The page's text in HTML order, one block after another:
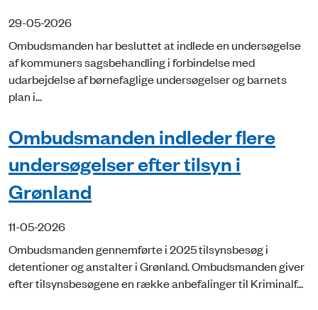
29-05-2026
Ombudsmanden har besluttet at indlede en undersøgelse
af kommuners sagsbehandling i forbindelse med
udarbejdelse af børnefaglige undersøgelser og barnets
plan i...
Ombudsmanden indleder flere
undersøgelser efter tilsyn i
Grønland
11-05-2026
Ombudsmanden gennemførte i 2025 tilsynsbesøg i
detentioner og anstalter i Grønland. Ombudsmanden giver
efter tilsynsbesøgene en række anbefalinger til Kriminalf...